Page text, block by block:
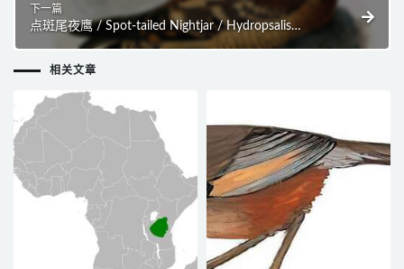
下一篇
点斑尾夜鹰 / Spot-tailed Nightjar / Hydropsalis
maculicaudus
相关文章